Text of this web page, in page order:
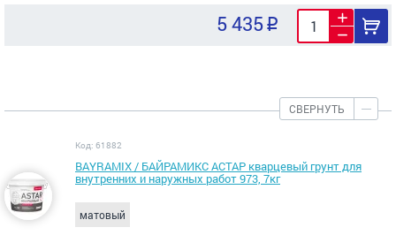
5 435
СВЕРНУТЬ
Код: 61882
BAYRAMIX / БАЙРАМИКС АСТАР кварцевый грунт для
внутренних и наружных работ 973, 7кг
матовый